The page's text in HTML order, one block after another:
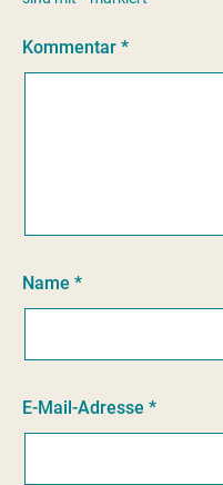
Kommentar *
Name *
E-Mail-Adresse *